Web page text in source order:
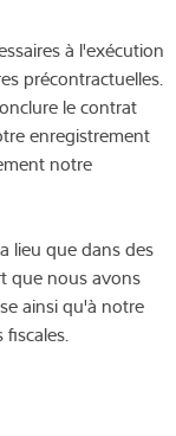
à l'exécution
précontractuelles.
le contrat
enregistrement
notre
lieu que dans des
que nous avons
ainsi qu'à notre